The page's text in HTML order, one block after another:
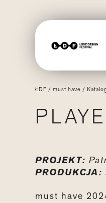
ŁDF / must have /
PROJEKT:
PRODUKCJA:
must have